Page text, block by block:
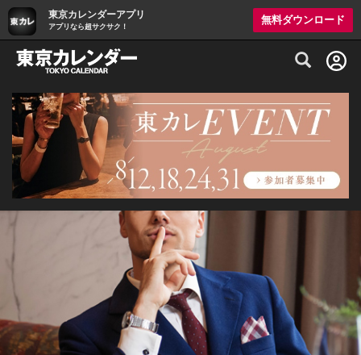
東京カレンダーアプリ
アプリなら超サクサク！
無料ダウンロード
グルメ情報・プレミアムレストラン予約